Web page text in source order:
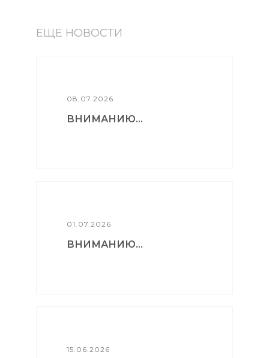
ЕЩЕ НОВОСТИ
08.07.2026
ВНИМАНИЮ...
01.07.2026
ВНИМАНИЮ...
15.06.2026